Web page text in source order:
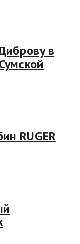
в
RUGER